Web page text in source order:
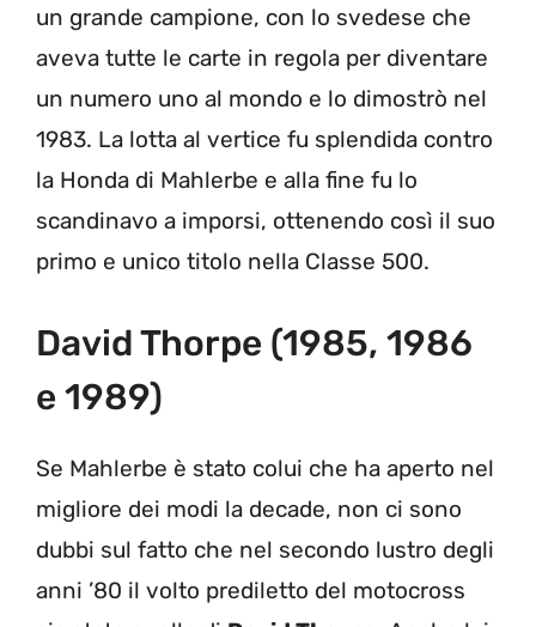
un grande campione, con lo svedese che
aveva tutte le carte in regola per diventare
un numero uno al mondo e lo dimostrò nel
1983. La lotta al vertice fu splendida contro
la Honda di Mahlerbe e alla fine fu lo
scandinavo a imporsi, ottenendo così il suo
primo e unico titolo nella Classe 500.
David Thorpe (1985, 1986
e 1989)
Se Mahlerbe è stato colui che ha aperto nel
migliore dei modi la decade, non ci sono
dubbi sul fatto che nel secondo lustro degli
anni ’80 il volto prediletto del motocross